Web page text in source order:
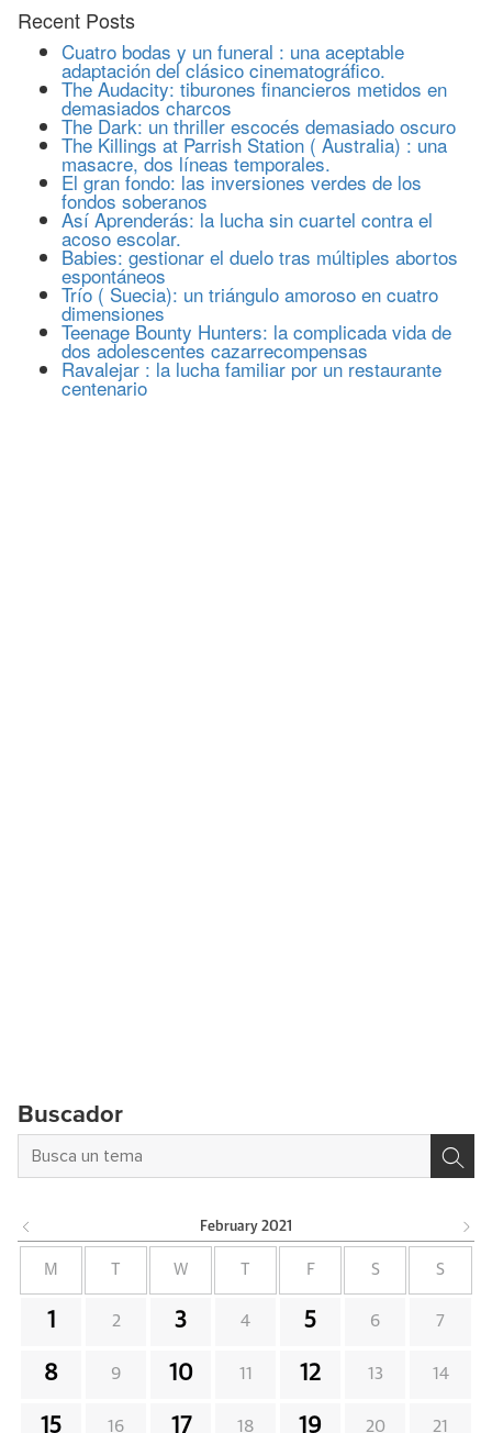
Recent Posts
Cuatro bodas y un funeral : una aceptable
adaptación del clásico cinematográfico.
The Audacity: tiburones financieros metidos en
demasiados charcos
The Dark: un thriller escocés demasiado oscuro
The Killings at Parrish Station ( Australia) : una
masacre, dos líneas temporales.
El gran fondo: las inversiones verdes de los
fondos soberanos
Así Aprenderás: la lucha sin cuartel contra el
acoso escolar.
Babies: gestionar el duelo tras múltiples abortos
espontáneos
Trío ( Suecia): un triángulo amoroso en cuatro
dimensiones
Teenage Bounty Hunters: la complicada vida de
dos adolescentes cazarrecompensas
Ravalejar : la lucha familiar por un restaurante
centenario
Buscador
February 2021
M W F S S
1 2 3 4 5 6 7
8 9 10 11 12 13 14
15 16 17 18 19 20 21